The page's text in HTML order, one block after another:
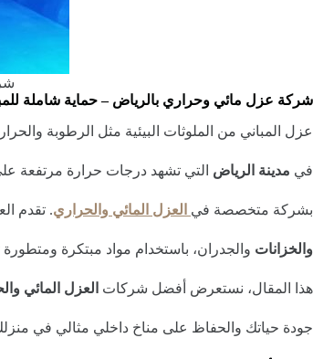
شركة عزل مائي وحراري بالرياض – حماية شاملة
عزل المباني من الملوثات البيئية مثل الرطوبة
في مدينة الرياض التي تشهد درجات حرارة مرتفعة
بشركة متخصصة في العزل المائي والحراري. تقدم
والخزانات والجدران، باستخدام مواد مبتكرة
هذا المقال، نستعرض أفضل شركات العزل المائي
جودة حياتك والحفاظ على مناخ داخلي مثالي في